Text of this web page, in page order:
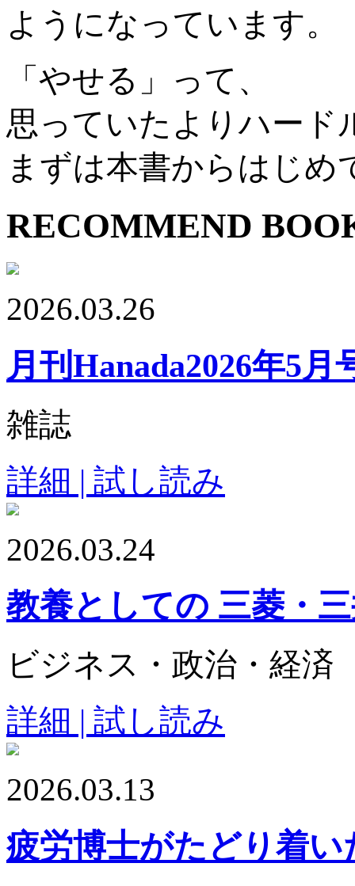
ようになっています。
「やせる」って、
思っていたよりハード
まずは本書からはじめ
RECOMMEND
2026.03.26
月刊Hanada2026年5月
雑誌
詳細 | 試し読み
2026.03.24
教養としての 三菱・
ビジネス・政治・経済
詳細 | 試し読み
2026.03.13
疲労博士がたどり着